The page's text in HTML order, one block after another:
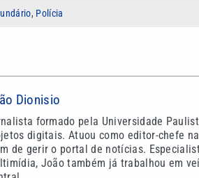
, Polícia
Dionisio
formado pela Universidade
digitais. Atuou como editor-chefe
de gerir o portal de notícias.
João também já trabalhou em